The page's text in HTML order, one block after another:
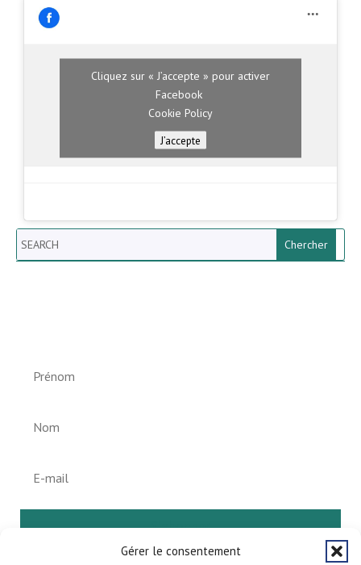
Gérer le consentement
Cliquez sur « J’accepte » pour activer
Facebook
Cookie Policy
J’accepte
Search
S'abonner